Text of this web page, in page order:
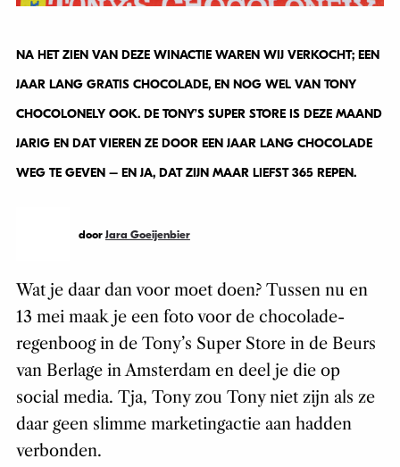
NA HET ZIEN VAN DEZE WINACTIE WAREN WIJ VERKOCHT; EEN
JAAR LANG GRATIS CHOCOLADE, EN NOG WEL VAN TONY
CHOCOLONELY OOK. DE TONY’S SUPER STORE IS DEZE MAAND
JARIG EN DAT VIEREN ZE DOOR EEN JAAR LANG CHOCOLADE
WEG TE GEVEN – EN JA, DAT ZIJN MAAR LIEFST 365 REPEN.
door Jara Goeijenbier
Wat je daar dan voor moet doen? Tussen nu en
13 mei maak je een foto voor de chocolade-
regenboog in de Tony’s Super Store in de Beurs
van Berlage in Amsterdam en deel je die op
social media. Tja, Tony zou Tony niet zijn als ze
daar geen slimme marketingactie aan hadden
verbonden.